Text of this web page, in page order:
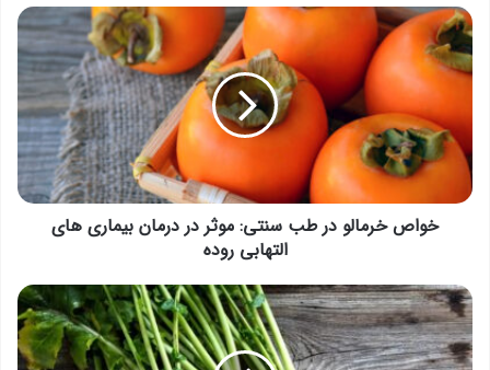
خواص
خرمالو
در
طب
سنتی:
موثر
در
درمان
بیماری
خواص خرمالو در طب سنتی: موثر در درمان بیماری های
التهابی روده
خواص
شلغم
در
طب